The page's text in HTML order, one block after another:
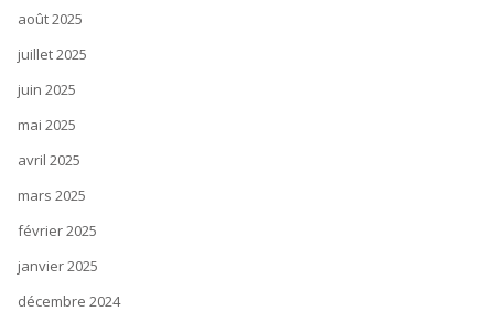
août 2025
juillet 2025
juin 2025
mai 2025
avril 2025
mars 2025
février 2025
janvier 2025
décembre 2024